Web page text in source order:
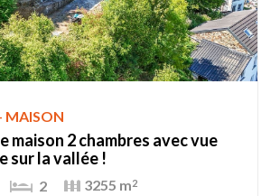
MAISON
maison 2 chambres avec vue
sur la vallée !
2 3255 m2